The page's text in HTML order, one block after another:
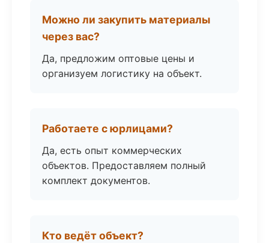
Можно ли закупить материалы
через вас?
Да, предложим оптовые цены и
организуем логистику на объект.
Работаете с юрлицами?
Да, есть опыт коммерческих
объектов. Предоставляем полный
комплект документов.
Кто ведёт объект?